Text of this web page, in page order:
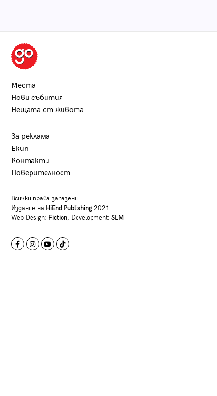
Места
Нови събития
Нещата от живота
За реклама
Екип
Контакти
Поверителност
Всички права запазени.
Издание на HiEnd Publishing2021
Web Design: Fiction, Development: SLM